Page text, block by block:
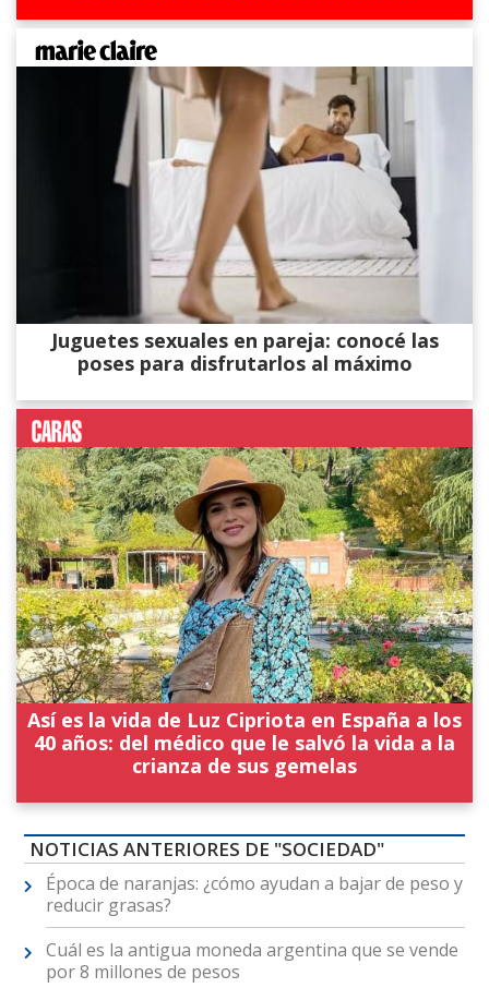
Juguetes sexuales en pareja: conocé las
poses para disfrutarlos al máximo
Así es la vida de Luz Cipriota en España a los
40 años: del médico que le salvó la vida a la
crianza de sus gemelas
NOTICIAS ANTERIORES DE "SOCIEDAD"
Época de naranjas: ¿cómo ayudan a bajar de peso y
reducir grasas?
Cuál es la antigua moneda argentina que se vende
por 8 millones de pesos